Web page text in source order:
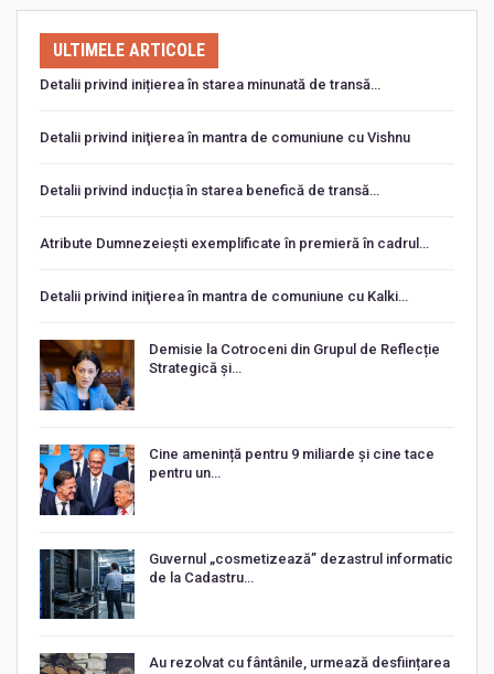
ULTIMELE ARTICOLE
Detalii privind inițierea în starea minunată de transă…
Detalii privind iniţierea în mantra de comuniune cu Vishnu
Detalii privind inducția în starea benefică de transă…
Atribute Dumnezeiești exemplificate în premieră în cadrul…
Detalii privind iniţierea în mantra de comuniune cu Kalki…
Demisie la Cotroceni din Grupul de Reflecție
Strategică și…
Cine amenință pentru 9 miliarde și cine tace
pentru un…
Guvernul „cosmetizează” dezastrul informatic
de la Cadastru…
Au rezolvat cu fântânile, urmează desființarea